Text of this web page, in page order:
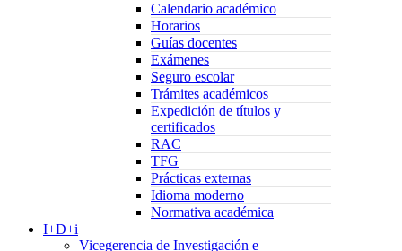
Calendario académico
Horarios
Guías docentes
Exámenes
Seguro escolar
Trámites académicos
Expedición de títulos y
certificados
RAC
TFG
Prácticas externas
Idioma moderno
Normativa académica
I+D+i
Vicegerencia de Investigación e